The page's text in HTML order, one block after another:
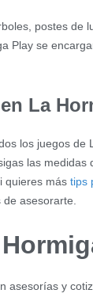
postes de
Play se
La
los juegos de
las medidas
quieres más tips
asesorarte.
asesorías y